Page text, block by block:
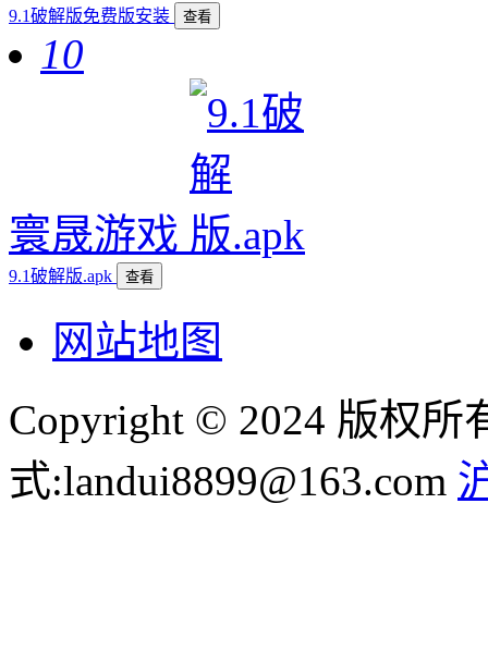
9.1破解版免费版安装 查看
10
寰晟游戏
9.1破解版.apk 查看
网站地图
Copyright © 2024 版权所
式:landui8899@163.com